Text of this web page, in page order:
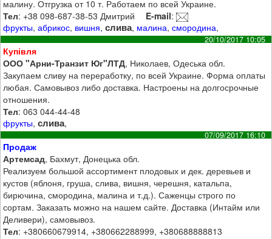
малину. Отгрузка от 10 т. Работаем по всей Украине.
Тел: +38 098-687-38-53 Дмитрий E-mail:
фрукты,абрикос, вишня,слива, малина,смородина,
20/10/2017 10:05
Купівля
ООО "Арни-Транзит Юг"ЛТД, Николаев, Одеська обл.
Закупаем сливу на переработку, по всей Украине. Форма оплаты
любая. Самовывоз либо доставка. Настроены на долгосрочные
отношения.
Тел: 063 044-44-48
фрукты,слива,
07/09/2017 16:10
Продаж
Артемсад, Бахмут, Донецька обл.
Реализуем большой ассортимент плодовых и дек. деревьев и
кустов (яблоня, груша, слива, вишня, черешня, катальпа,
бирючина, смородина, малина и т.д.). Саженцы строго по
сортам. Заказать можно на нашем сайте. Доставка (Интайм или
Деливери), самовывоз.
Тел: +380660679914, +380662288999, +380688888813